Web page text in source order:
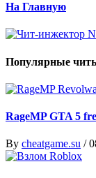
На Главную
Популярные
RageMP GTA 5
By cheatgame.su /